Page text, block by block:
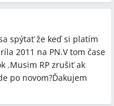
spýtať že keď si platím
2011 na PN.V tom čase
.Musim RP zrušiť ak
po novom?Ďakujem